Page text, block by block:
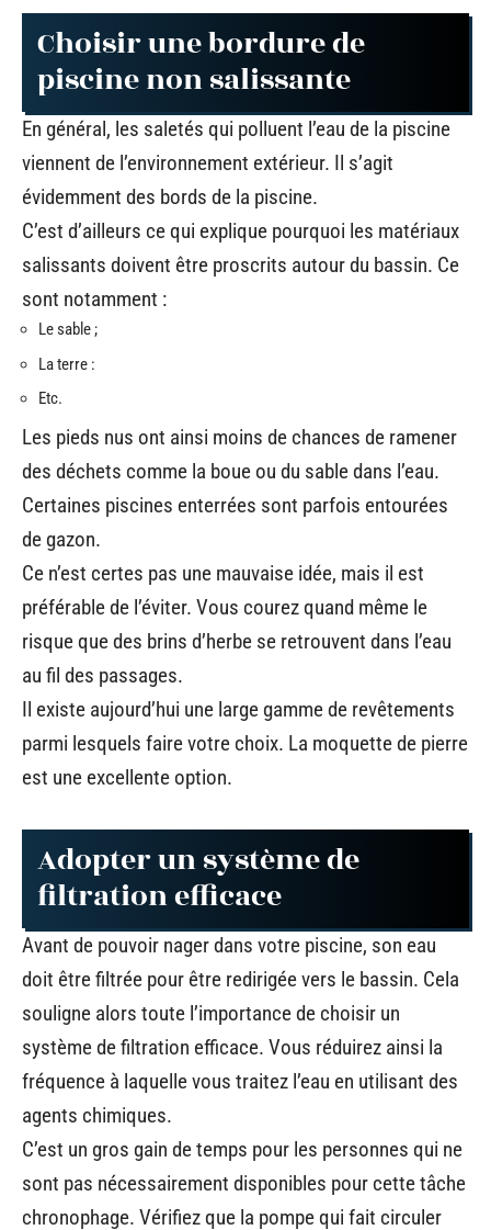
Choisir une bordure de
piscine non salissante
En général, les saletés qui polluent l’eau de la piscine
viennent de l’environnement extérieur. Il s’agit
évidemment des bords de la piscine.
C’est d’ailleurs ce qui explique pourquoi les matériaux
salissants doivent être proscrits autour du bassin. Ce
sont notamment :
Le sable ;
La terre :
Etc.
Les pieds nus ont ainsi moins de chances de ramener
des déchets comme la boue ou du sable dans l’eau.
Certaines piscines enterrées sont parfois entourées
de gazon.
Ce n’est certes pas une mauvaise idée, mais il est
préférable de l’éviter. Vous courez quand même le
risque que des brins d’herbe se retrouvent dans l’eau
au fil des passages.
Il existe aujourd’hui une large gamme de revêtements
parmi lesquels faire votre choix. La moquette de pierre
est une excellente option.
Adopter un système de
filtration efficace
Avant de pouvoir nager dans votre piscine, son eau
doit être filtrée pour être redirigée vers le bassin. Cela
souligne alors toute l’importance de choisir un
système de filtration efficace. Vous réduirez ainsi la
fréquence à laquelle vous traitez l’eau en utilisant des
agents chimiques.
C’est un gros gain de temps pour les personnes qui ne
sont pas nécessairement disponibles pour cette tâche
chronophage. Vérifiez que la pompe qui fait circuler